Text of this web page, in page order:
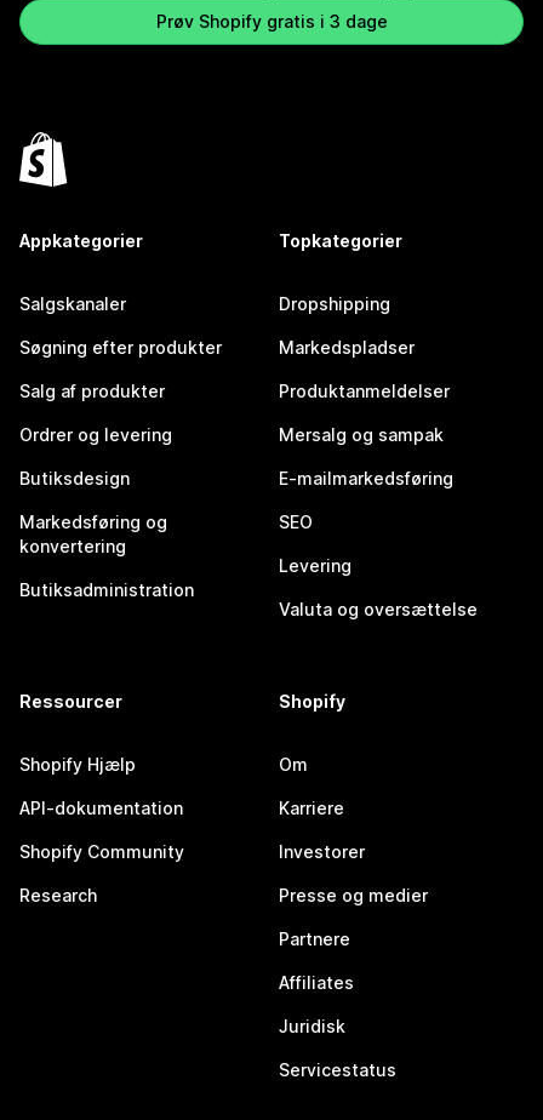
Prøv Shopify gratis i 3 dage
Appkategorier
Salgskanaler
Søgning efter produkter
Salg af produkter
Ordrer og levering
Butiksdesign
Markedsføring og
konvertering
Butiksadministration
Topkategorier
Dropshipping
Markedspladser
Produktanmeldelser
Mersalg og sampak
E-mailmarkedsføring
SEO
Levering
Valuta og oversættelse
Ressourcer
Shopify Hjælp
API-dokumentation
Shopify Community
Research
Shopify
Om
Karriere
Investorer
Presse og medier
Partnere
Affiliates
Juridisk
Servicestatus